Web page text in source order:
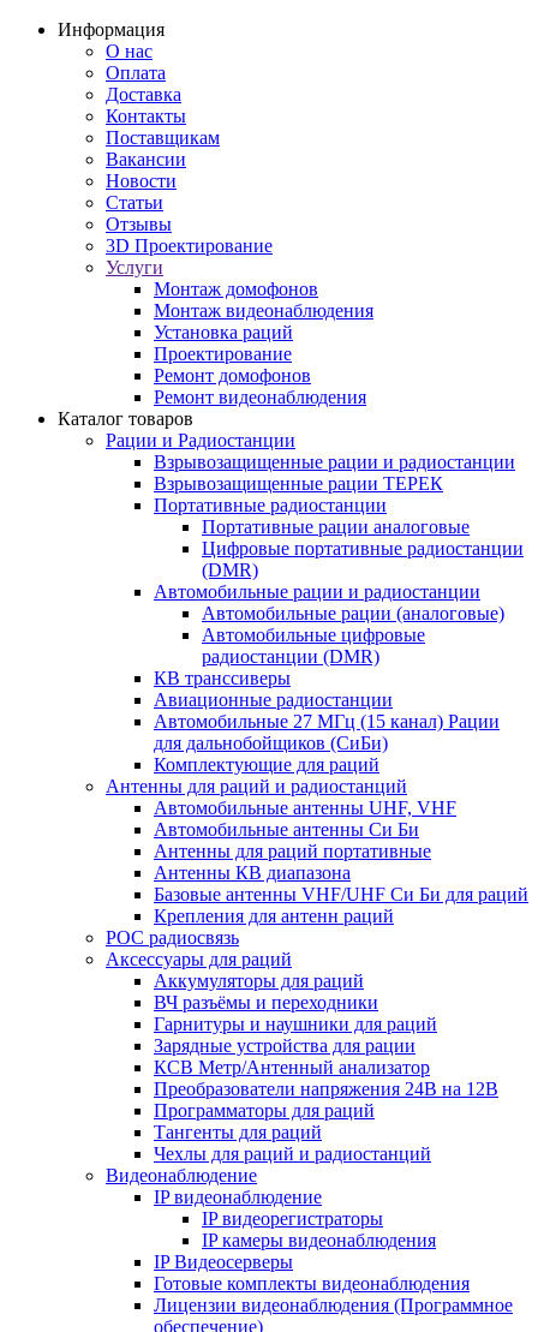
Информация
О нас
Оплата
Доставка
Контакты
Поставщикам
Вакансии
Новости
Статьи
Отзывы
3D Проектирование
Услуги
Монтаж домофонов
Монтаж видеонаблюдения
Установка раций
Проектирование
Ремонт домофонов
Ремонт видеонаблюдения
Каталог товаров
Рации и Радиостанции
Взрывозащищенные рации и радиостанции
Взрывозащищенные рации ТЕРЕК
Портативные радиостанции
Портативные рации аналоговые
Цифровые портативные радиостанции
(DMR)
Автомобильные рации и радиостанции
Автомобильные рации (аналоговые)
Автомобильные цифровые
радиостанции (DMR)
КВ транссиверы
Авиационные радиостанции
Автомобильные 27 МГц (15 канал) Рации
для дальнобойщиков (СиБи)
Комплектующие для раций
Антенны для раций и радиостанций
Автомобильные антенны UHF, VHF
Автомобильные антенны Си Би
Антенны для раций портативные
Антенны КВ диапазона
Базовые антенны VHF/UHF Си Би для раций
Крепления для антенн раций
POC радиосвязь
Аксессуары для раций
Аккумуляторы для раций
ВЧ разъёмы и переходники
Гарнитуры и наушники для раций
Зарядные устройства для рации
КСВ Метр/Антенный анализатор
Преобразователи напряжения 24В на 12В
Программаторы для раций
Тангенты для раций
Чехлы для раций и радиостанций
Видеонаблюдение
IP видеонаблюдение
IP видеорегистраторы
IP камеры видеонаблюдения
IP Видеосерверы
Готовые комплекты видеонаблюдения
Лицензии видеонаблюдения (Программное
обеспечение)